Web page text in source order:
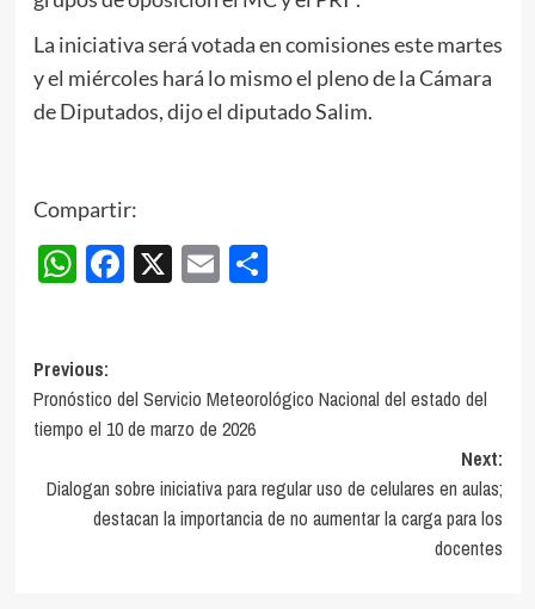
La iniciativa será votada en comisiones este martes
y el miércoles hará lo mismo el pleno de la Cámara
de Diputados, dijo el diputado Salim.
Compartir:
WhatsApp
Facebook
X EmailCompartir
Post
navigation
Previous:
Pronóstico del Servicio Meteorológico Nacional del estado del
tiempo el 10 de marzo de 2026
Next:
Dialogan sobre iniciativa para regular uso de celulares en aulas;
destacan la importancia de no aumentar la carga para los
docentes